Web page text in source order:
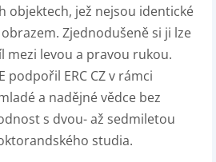
objektech, jež nejsou identické
Zjednodušeně si ji lze
mezi levou a pravou rukou.
podpořil ERC CZ v rámci
a nadějné vědce bez
s dvou- až sedmiletou
studia.